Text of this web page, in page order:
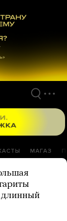
МАГАЗ